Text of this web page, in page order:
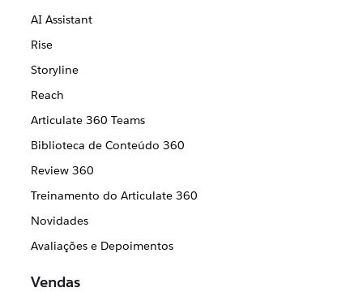
AI Assistant
Rise
Storyline
Reach
Articulate 360 Teams
Biblioteca de Conteúdo 360
Review 360
Treinamento do Articulate 360
Novidades
Avaliações e Depoimentos
Vendas